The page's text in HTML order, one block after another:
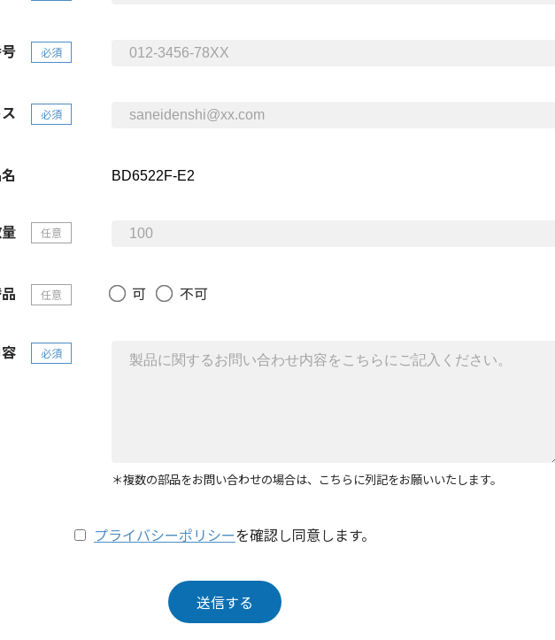
必須
必須
任意
任意 可 不可
必須
＊複数の部品をお問い合わせの場合は、こちらに列記をお願いいたします。
プライバシーポリシーを確認し同意します。